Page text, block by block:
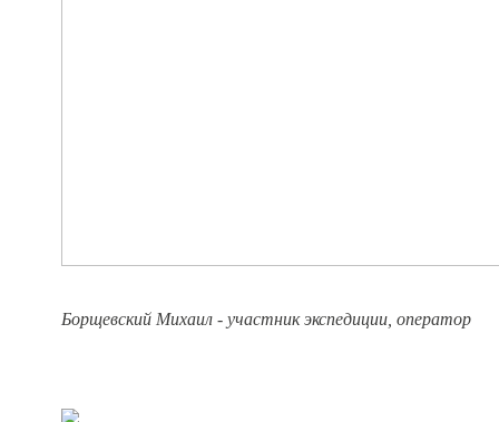
Борщевский Михаил - участник экспедиции, оператор